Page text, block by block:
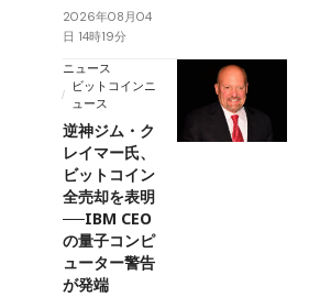
2026年08月04
日 14時19分
ニュース
ビットコインニ
ュース
逆神ジム・ク
レイマー氏、
ビットコイン
全売却を表明
──IBM CEO
の量子コンピ
ューター警告
が発端